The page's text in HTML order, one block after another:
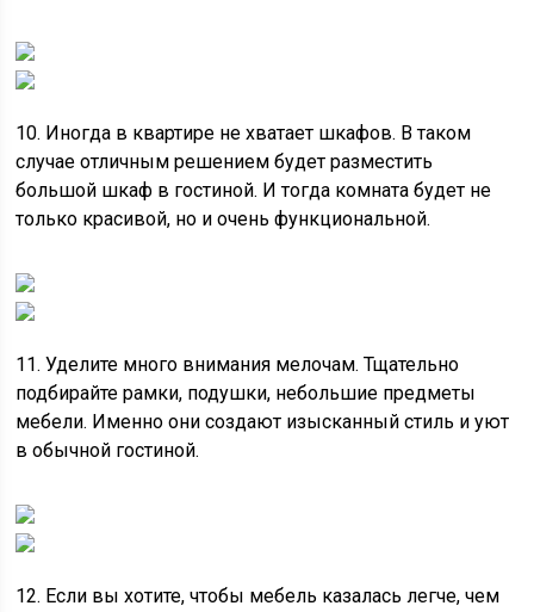
10. Иногда в квартире не хватает шкафов. В таком
случае отличным решением будет разместить
большой шкаф в гостиной. И тогда комната будет не
только красивой, но и очень функциональной.
11. Уделите много внимания мелочам. Тщательно
подбирайте рамки, подушки, небольшие предметы
мебели. Именно они создают изысканный стиль и уют
в обычной гостиной.
12. Если вы хотите, чтобы мебель казалась легче, чем